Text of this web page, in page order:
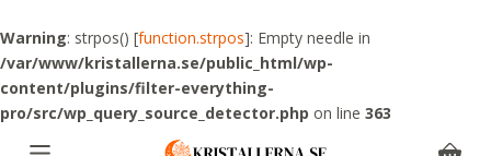
Warning: strpos() [function.strpos]: Empty needle in
/var/www/kristallerna.se/public_html/wp-
content/plugins/filter-everything-
pro/src/wp_query_source_detector.php on line 363
k
i
p
t
o